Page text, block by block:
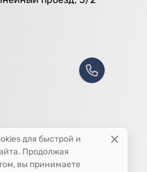
для быстрой и
Продолжая
вы принимаете